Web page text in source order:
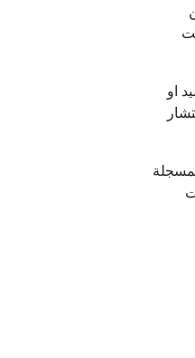
او